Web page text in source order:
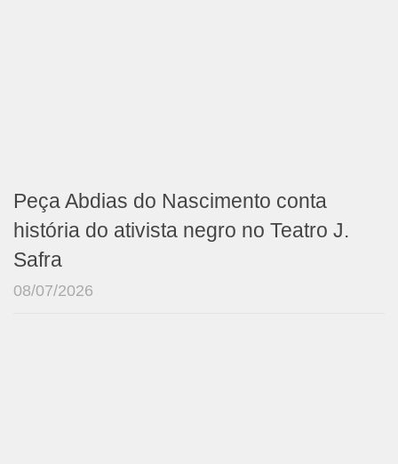
Peça Abdias do Nascimento conta
história do ativista negro no Teatro J.
Safra
08/07/2026